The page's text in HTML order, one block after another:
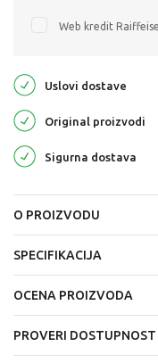
Web kredit
Uslovi dostave
Original proizvodi
Sigurna dostava
O PROIZVODU
SPECIFIKACIJA
OCENA PROIZVODA
PROVERI